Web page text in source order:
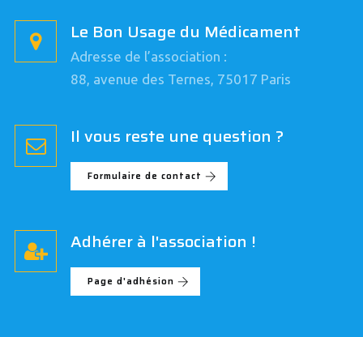
Le Bon Usage du Médicament
Adresse de l’association :
88, avenue des Ternes, 75017 Paris
Il vous reste une question ?
Formulaire de contact
Adhérer à l'association !
Page d'adhésion